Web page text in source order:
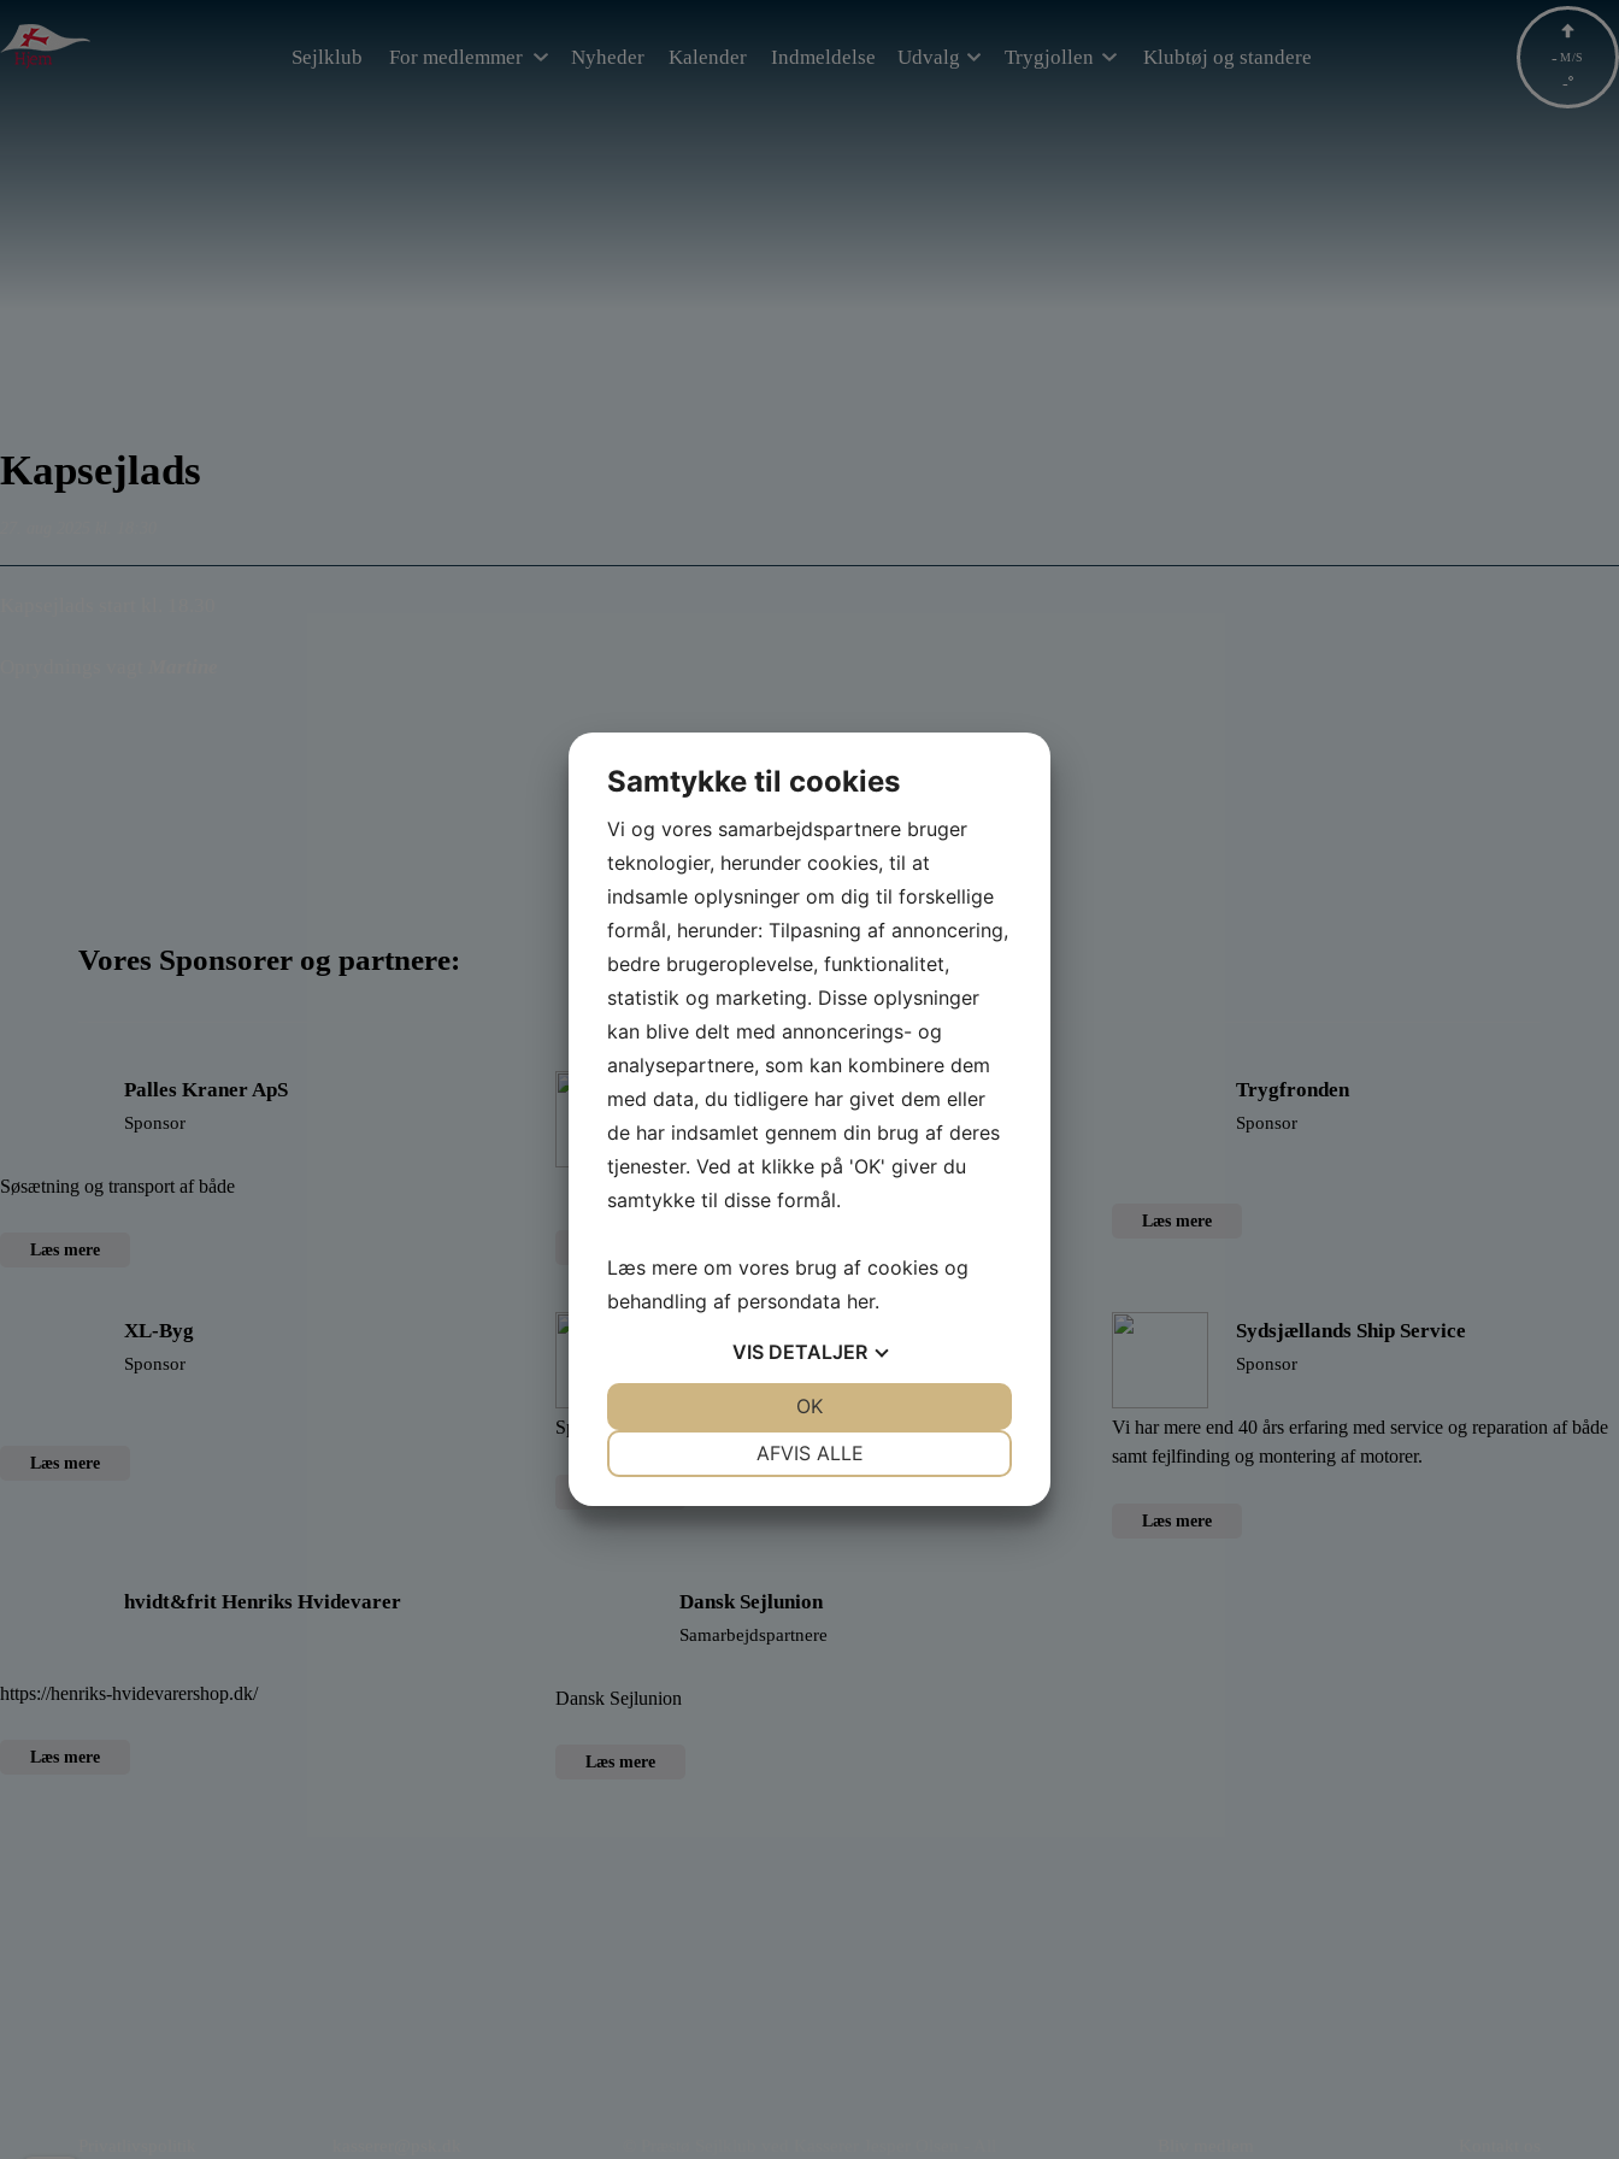
til
indholdet
Sejlklub For medlemmer Nyheder Kalender Indmeldelse Udvalg Trygjollen Klubtøj og standere - M/S
-
Kapsejlads
Vores Sponsorer og partnere:
Palles Kraner ApS
Sponsor
Søsætning og transport af både
Læs mere
A.P. Møller Fonden
PSK´s nye klubhus opføres med støtte fra A.P.
Møllerfonden
Trygfronden
Sponsor
Læs mere
XL-Byg
Sponsor
Læs mere
Sponsor
Specialister i Yamaha – motorer - både - udstyr
Sydsjællands Ship Service
Sponsor
Vi har mere end 40 års erfaring med service og reparation af både
samt fejlfinding og montering af motorer.
Læs mere
hvidt&frit Henriks Hvidevarer
https://henriks-hvidevarershop.dk/
Læs mere
Dansk Sejlunion
Samarbejdspartnere
Dansk Sejlunion
Læs mere
Samtykke til cookies
Vi og vores samarbejdspartnere bruger
teknologier, herunder cookies, til at
indsamle oplysninger om dig til forskellige
formål, herunder: Tilpasning af annoncering,
bedre brugeroplevelse, funktionalitet,
statistik og marketing. Disse oplysninger
kan blive delt med annoncerings- og
analysepartnere, som kan kombinere dem
med data, du tidligere har givet dem eller
de har indsamlet gennem din brug af deres
tjenester. Ved at klikke på 'OK' giver du
samtykke til disse formål.
Læs mere om vores brug af cookies og
behandling af persondata her.
VIS DETALJER
AFVIS ALLE
OK